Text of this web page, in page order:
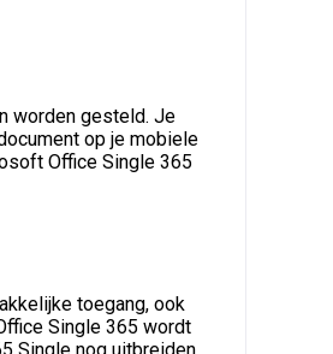
worden gesteld. Je
op je mobiele
Office Single 365
toegang, ook
Single 365 wordt
Single nog uitbreiden